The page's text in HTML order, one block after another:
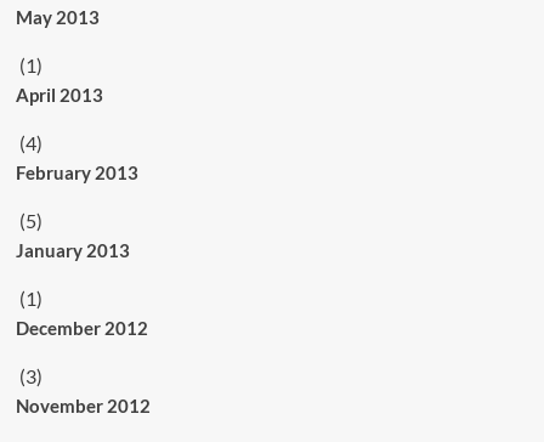
May 2013
(1)
April 2013
(4)
February 2013
(5)
January 2013
(1)
December 2012
(3)
November 2012